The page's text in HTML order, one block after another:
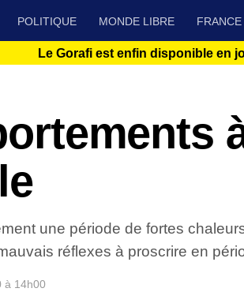
POLITIQUE MONDE LIBRE FRANCE
Le Gorafi est enfin disponible en
une période de fortes
réflexes à proscrire en
à 14h00